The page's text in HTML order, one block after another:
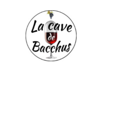
contenu